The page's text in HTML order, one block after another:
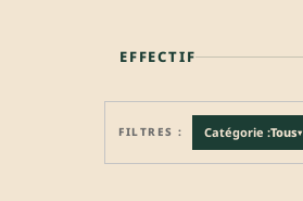
EFFECTIF
FILTRES : Catégorie :Tous▾